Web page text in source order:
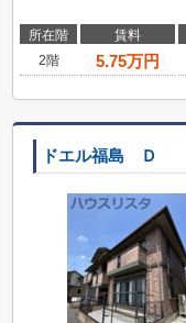
所在階 賃料
2階
5.75万円
ドエル福島 Ｄ